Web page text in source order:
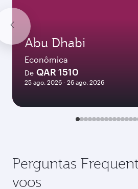
Abu Dhabi
Econômica
De QAR 1510
25 ago. 2026 - 26 ago. 2026
Perguntas
voos